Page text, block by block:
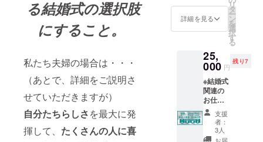
る結婚式の選択肢
にすること。
私たち夫婦の場合は・・・
（あとで、詳細をご説明さ
せていただきますが）
自分たちらしさを最大に発
揮して、 たくさんの人に喜
お写真
を掲
て、特
別枠で
ます）
また
「共
賓」と
して、
家族・
Facebo
okの非
公開プ
ロジェ
ループ
へご招
待 ✔︎
BOOK
の中で
「共
賓」と
して、
あなた
のお名
詳細を見る
リ
タ
ー
ン
を
選
択
す
る
25,
000 円
残り7
※結婚式
関連の
お仕事
をされ
ている
フリー
ランス
支援
者：
3人